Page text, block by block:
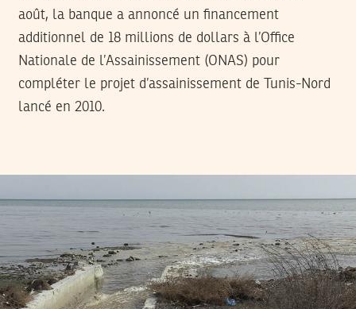
août, la banque a annoncé un financement
additionnel de 18 millions de dollars à l’Office
Nationale de l’Assainissement (ONAS) pour
compléter le projet d’assainissement de Tunis-Nord
lancé en 2010.